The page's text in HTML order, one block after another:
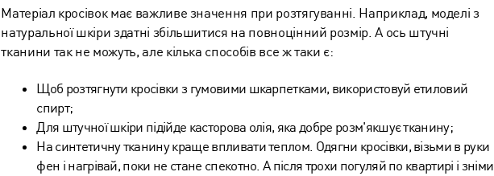
Матеріал кросівок має важливе значення при розтягуванні. Наприклад, моделі з
натуральної шкіри здатні збільшитися на повноцінний розмір. А ось штучні
тканини так не можуть, але кілька способів все ж таки є:
Щоб розтягнути кросівки з гумовими шкарпетками, використовуй етиловий
спирт;
Для штучної шкіри підійде касторова олія, яка добре розм'якшує тканину;
На синтетичну тканину краще впливати теплом. Одягни кросівки, візьми в руки
фен і нагрівай, поки не стане спекотно. А після трохи погуляй по квартирі і зніми